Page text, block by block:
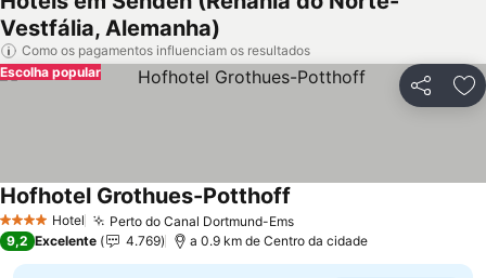
Vestfália, Alemanha)
Como os pagamentos influenciam os resultados
Partilhar
Escolha popular
4 EstrelasHotel Perto do Canal Dortmund-Ems
Hofhotel Grothues-Potthoff
9,2 Excelente 4.769 a 0.9 km de Centro da cidade